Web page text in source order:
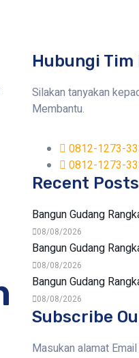
Hubungi Tim
Silakan tanyakan
Membantu.
0812-1273-
0812-1273-
Recent Posts
Bangun Gudang
08/08/2026
Bangun Gudang
08/08/2026
Bangun Gudang
08/08/2026
Subscribe
Masukan alamat